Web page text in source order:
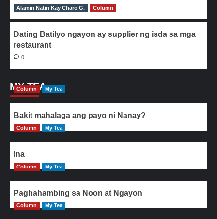
0
Alamin Natin Kay Charo G. Column
Dating Batilyo ngayon ay supplier ng isda sa mga
restaurant
0
MY TEA
Column My Tea
Bakit mahalaga ang payo ni Nanay?
Column My Tea
Ina
Column My Tea
Paghahambing sa Noon at Ngayon
Column My Tea